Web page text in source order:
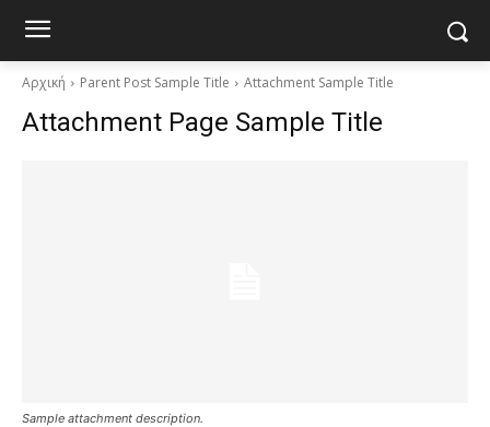
Αρχική Parent Post Sample Title Attachment Sample Title
Attachment Page Sample Title
Sample attachment description.